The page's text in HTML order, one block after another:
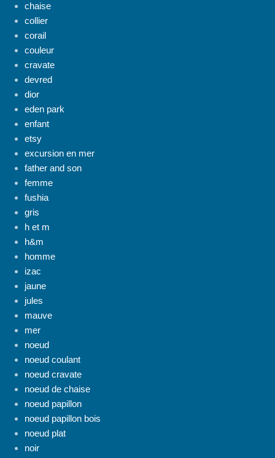
chaise
collier
corail
couleur
cravate
devred
dior
eden park
enfant
etsy
excursion en mer
father and son
femme
fushia
gris
h et m
h&m
homme
izac
jaune
jules
mauve
mer
noeud
noeud coulant
noeud cravate
noeud de chaise
noeud papillon
noeud papillon bois
noeud plat
noir